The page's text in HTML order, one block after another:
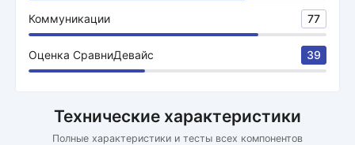
Коммуникации 77
Оценка СравниДевайс 39
Технические характеристики
Полные характеристики и тесты всех компонентов